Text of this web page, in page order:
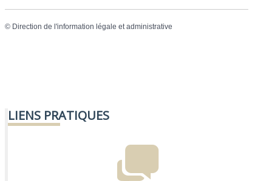
© Direction de l'information légale et administrative
LIENS PRATIQUES